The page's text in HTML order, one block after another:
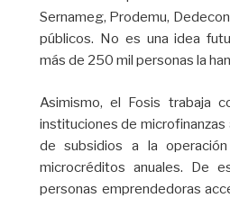
Sernameg, Prodemu,
públicos. No es una idea
más de 250 mil personas la
Asimismo, el Fosis trabaja
instituciones de
de subsidios a la
microcréditos anuales. De
personas emprendedoras